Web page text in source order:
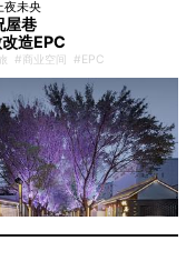
夜未央
屋巷
造EPC
#商业空间 #EPC